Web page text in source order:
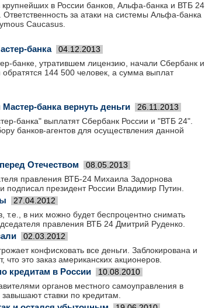
в России банков, Альфа-банка и ВТБ 24
за атаки на системы Альфа-банка
Caucasus.
банка 04.12.2013
банке, утратившем лицензию, начали Сбербанк и
144 500 человек, а сумма выплат
банка вернуть деньги 26.11.2013
банка" выплатят Сбербанк России и "ВТБ 24".
банков-агентов для осуществления данной
Отечеством 08.05.2013
правления ВТБ-24 Михаила Задорнова
подписал президент России Владимир Путин.
27.04.2012
т.е., в них можно будет беспроцентно снимать
правления ВТБ 24 Дмитрий Руденко.
02.03.2012
конфисковать все деньги. Заблокирована и
это заказ американских акционеров.
кредитам в России 10.08.2010
органов местного самоуправления в
ставки по кредитам.